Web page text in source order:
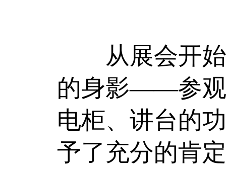
从展会开始
的身影——参观
电柜、讲台的
予了充分的肯